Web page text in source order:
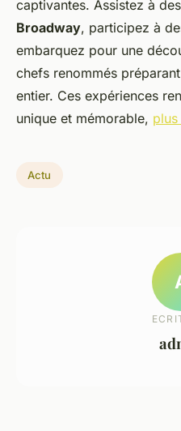
captivantes. Assistez à des
Broadway, participez à
embarquez pour une
chefs renommés
entier. Ces expériences
unique et mémorable,
Actu